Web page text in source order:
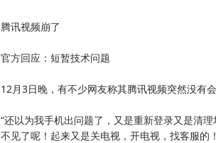
腾讯视频崩了
官方回应：短暂技术问题
12月3日晚，有不少网友称其腾讯视频突然没有会
“还以为我手机出问题了，又是重新登录又是清
不见了呢！起来又是关电视，开电视，找客服的